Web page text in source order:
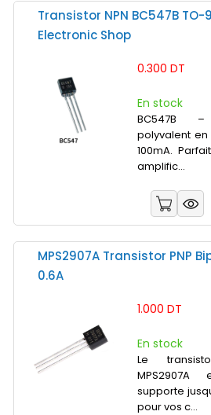
Transistor NPN BC547B TO-
Electronic Shop
0.300 DT
En stock
BC547B
polyvalent
100mA.
amplific...
MPS2907A Transistor PNP
0.6A
1.000 DT
En stock
Le
supporte
pour vos c...